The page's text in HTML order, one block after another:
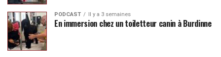
PODCAST Il y a 3 semaines
En immersion chez un toiletteur canin à Burdinne